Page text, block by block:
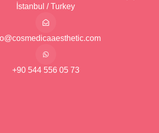
İstanbul / Turkey
+90 544 556 05 73